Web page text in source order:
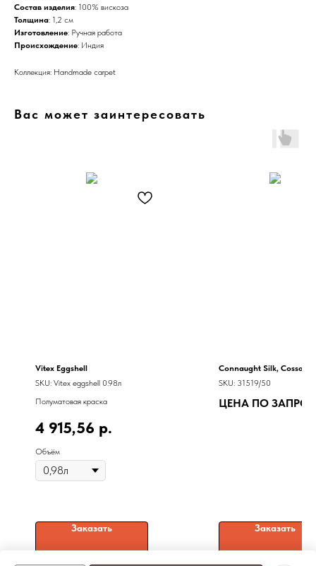
Состав изделия: 100% вискоза
Толщина: 1,2 см
Изготовление: Ручная работа
Происхождение: Индия
Коллекция: Handmade carpet
Вас может заинтересовать
Vitex Eggshell
SKU: Vitex eggshell 0.98л
Полуматовая краска
4 915,56 р.
Объём
Заказать
Connaught Silk, Cossack
SKU: 31519/50
ЦЕНА ПО
Заказать